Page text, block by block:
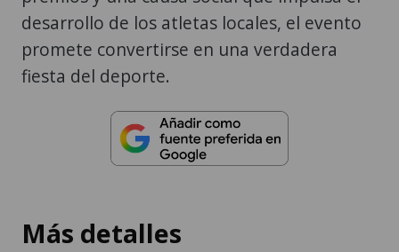
desarrollo de los atletas locales, el evento
promete convertirse en una verdadera
fiesta del deporte.
Más detalles